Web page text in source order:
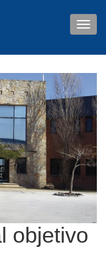
Toggle
objetivo